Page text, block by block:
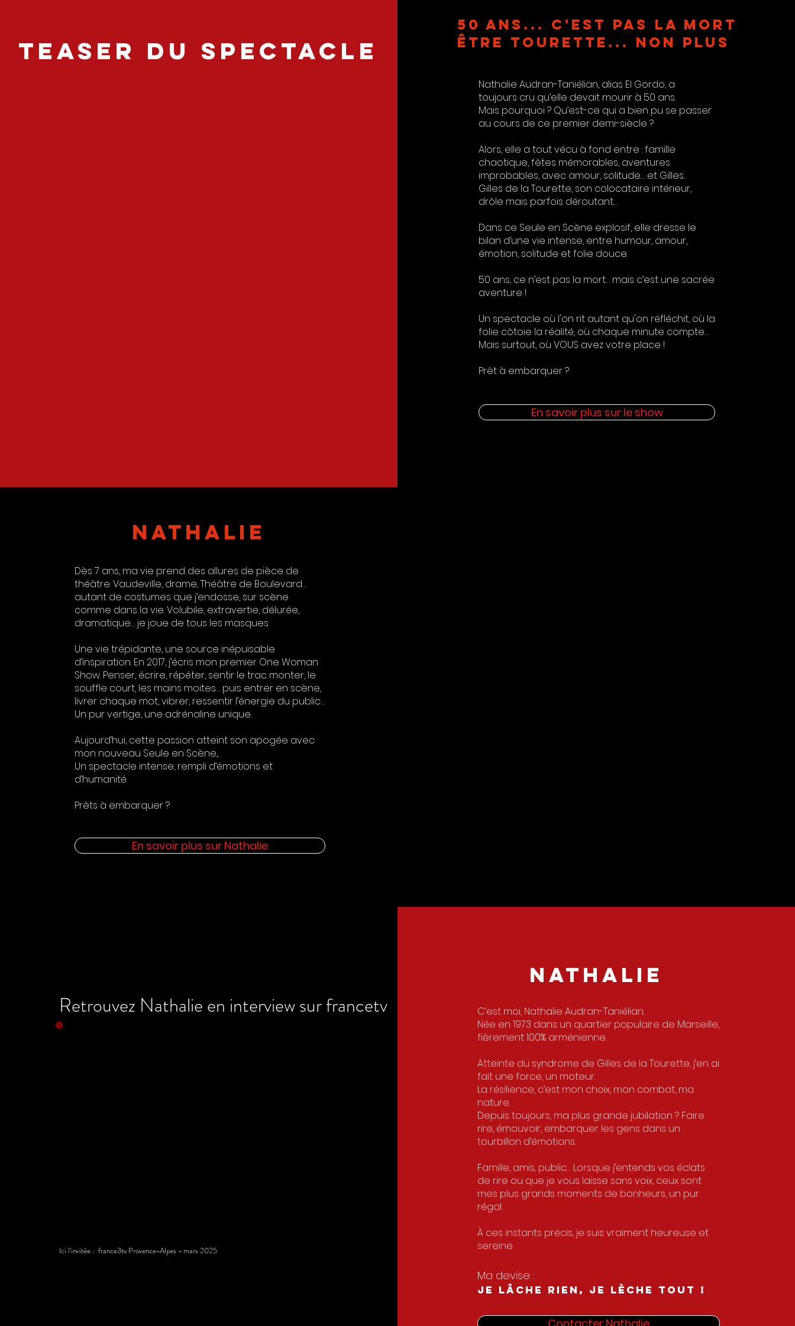
TEASER DU SPECTACLE
50 ans... C'est pas la mort
ÊTRE TOURETTE... NON PLUS
Nathalie Audran-Taniélian, alias El Gordo, a
toujours cru qu’elle devait mourir à 50 ans.
Mais pourquoi ? Qu’est-ce qui a bien pu se passer
au cours de ce premier demi-siècle ?
Alors, elle a tout vécu à fond entre : famille
chaotique, fêtes mémorables, aventures
improbables, avec amour, solitude… et Gilles.
Gilles de la Tourette, son colocataire intérieur,
drôle mais parfois déroutant…
Dans ce Seule en Scène explosif, elle dresse le
bilan d’une vie intense, entre humour, amour,
émotion, solitude et folie douce.
50 ans, ce n’est pas la mort… mais c’est une sacrée
aventure !
Un spectacle où l'on rit autant qu'on réfléchit, où la
folie côtoie la réalité, où chaque minute compte…
Mais surtout, où VOUS avez votre place !
Prêt à embarquer ?
En savoir plus sur le show
NATHALIE
Dès 7 ans, ma vie prend des allures de pièce de
théâtre. Vaudeville, drame, Théâtre de Boulevard…
autant de costumes que j’endosse, sur scène
comme dans la vie. Volubile, extravertie, délurée,
dramatique… je joue de tous les masques.
Une vie trépidante, une source inépuisable
d’inspiration. En 2017, j’écris mon premier One Woman
Show. Penser, écrire, répéter, sentir le trac monter, le
souffle court, les mains moites… puis entrer en scène,
livrer chaque mot, vibrer, ressentir l’énergie du public…
Un pur vertige, une adrénaline unique.
Aujourd’hui, cette passion atteint son apogée avec
mon nouveau Seule en Scène,.
Un spectacle intense, rempli d’émotions et
d’humanité.
Prêts à embarquer ?
En savoir plus sur Nathalie
Retrouvez Nathalie en interview sur francetv
Ici l'invitée : france3tv Provence-Alpes - mars 2025
NATHALIE
C’est moi, Nathalie Audran-Taniélian.
Née en 1973 dans un quartier populaire de Marseille,
fièrement 100% arménienne.
Atteinte du syndrome de Gilles de la Tourette, j’en ai
fait une force, un moteur.
La résilience, c’est mon choix, mon combat, ma
nature.
Depuis toujours, ma plus grande jubilation ? Faire
rire, émouvoir, embarquer les gens dans un
tourbillon d’émotions.
Famille, amis, public… Lorsque j’entends vos éclats
de rire ou que je vous laisse sans voix, ceux sont
mes plus grands moments de bonheurs, un pur
régal.
À ces instants précis, je suis vraiment heureuse et
sereine.
Ma devise :
JE LÂCHE RIEN, JE LèCHE TOUT !